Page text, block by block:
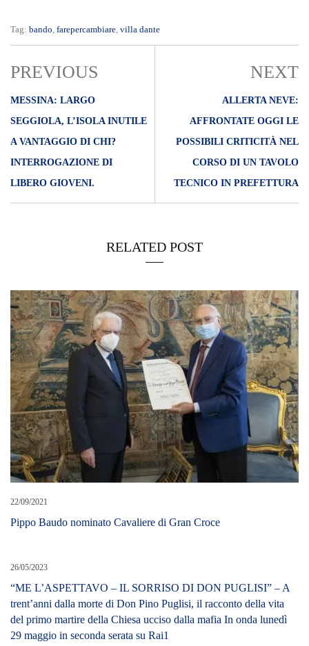
Tag: bando, farepercambiare, villa dante
PREVIOUS
MESSINA: LARGO
SEGGIOLA, L’ISOLA INUTILE
A VANTAGGIO DI CHI?
INTERROGAZIONE DI
LIBERO GIOVENI.
NEXT
ALLERTA NEVE:
AFFRONTATE OGGI LE
POSSIBILI CRITICITÀ NEL
CORSO DI UN TAVOLO
TECNICO IN PREFETTURA
RELATED POST
22/09/2021
Pippo Baudo nominato Cavaliere di Gran Croce
26/05/2023
“ME L’ASPETTAVO – IL SORRISO DI DON PUGLISI” – A
trent’anni dalla morte di Don Pino Puglisi, il racconto della vita
del primo martire della Chiesa ucciso dalla mafia In onda lunedì
29 maggio in seconda serata su Rai1